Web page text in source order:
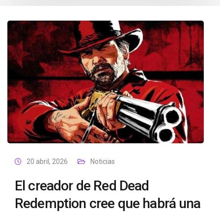
20 abril, 2026 Noticias
El creador de Red Dead
Redemption cree que habrá una